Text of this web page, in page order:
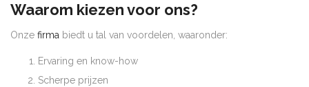
Waarom kiezen voor ons?
Onze firma biedt u tal van voordelen, waaronder:
Ervaring en know-how
Scherpe prijzen